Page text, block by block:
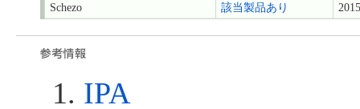
Schezo 該当製品あり
IPA